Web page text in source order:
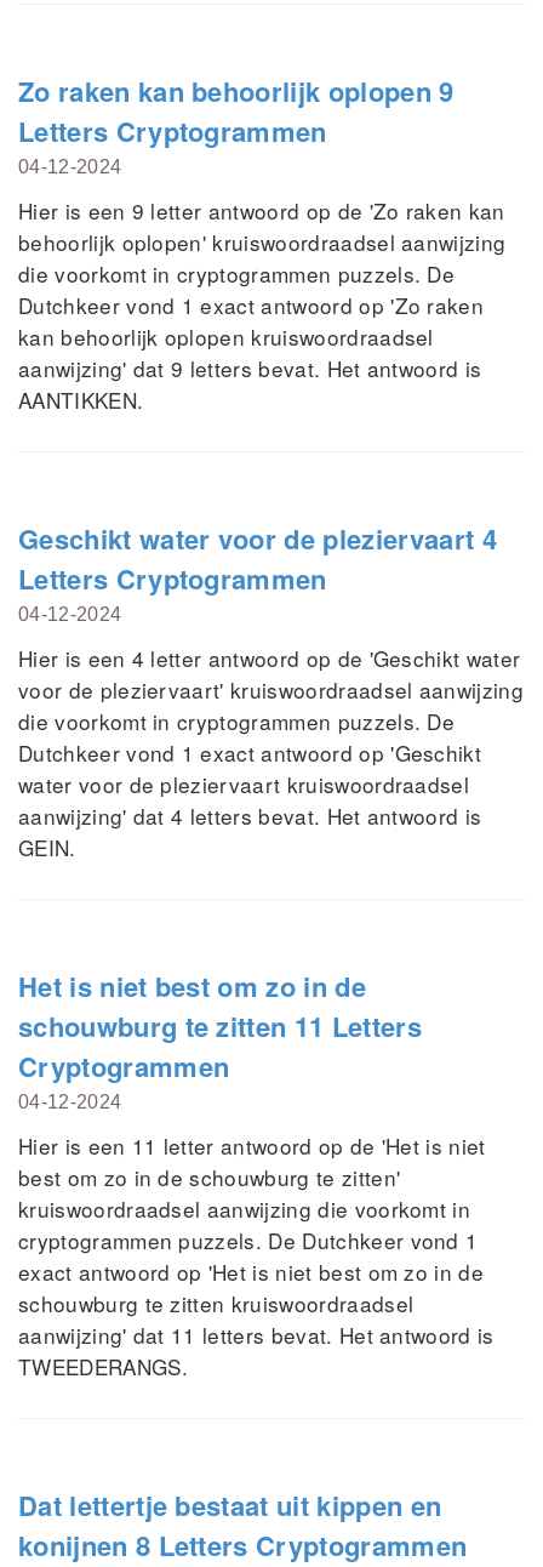
Zo raken kan behoorlijk oplopen 9
Letters Cryptogrammen
04-12-2024
Hier is een 9 letter antwoord op de 'Zo raken kan
behoorlijk oplopen' kruiswoordraadsel aanwijzing
die voorkomt in cryptogrammen puzzels. De
Dutchkeer vond 1 exact antwoord op 'Zo raken
kan behoorlijk oplopen kruiswoordraadsel
aanwijzing' dat 9 letters bevat. Het antwoord is
AANTIKKEN.
Geschikt water voor de pleziervaart 4
Letters Cryptogrammen
04-12-2024
Hier is een 4 letter antwoord op de 'Geschikt water
voor de pleziervaart' kruiswoordraadsel aanwijzing
die voorkomt in cryptogrammen puzzels. De
Dutchkeer vond 1 exact antwoord op 'Geschikt
water voor de pleziervaart kruiswoordraadsel
aanwijzing' dat 4 letters bevat. Het antwoord is
GEIN.
Het is niet best om zo in de
schouwburg te zitten 11 Letters
Cryptogrammen
04-12-2024
Hier is een 11 letter antwoord op de 'Het is niet
best om zo in de schouwburg te zitten'
kruiswoordraadsel aanwijzing die voorkomt in
cryptogrammen puzzels. De Dutchkeer vond 1
exact antwoord op 'Het is niet best om zo in de
schouwburg te zitten kruiswoordraadsel
aanwijzing' dat 11 letters bevat. Het antwoord is
TWEEDERANGS.
Dat lettertje bestaat uit kippen en
konijnen 8 Letters Cryptogrammen